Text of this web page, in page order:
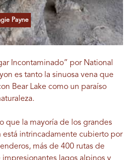
Payne
Incontaminado” por National
es tanto la sinuosa vena que
Bear Lake como un paraíso
que la mayoría de los grandes
está intrincadamente cubierto por
más de 400 rutas de